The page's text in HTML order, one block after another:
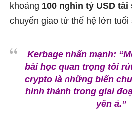
khoảng 100 nghìn tỷ USD tài
chuyển giao từ thế hệ lớn tuổi
Kerbage nhấn mạnh:
bài học quan trọng tôi
crypto là những biến
hình thành trong giai
yên ả.”